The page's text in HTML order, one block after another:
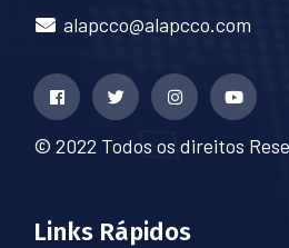
alapcco@alapcco.com
© 2022 Todos os direitos
Links Rápidos